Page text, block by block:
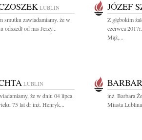
LUBLIN
smutku zawiadamiamy. że w
odszedł od nas Jerzy...
JÓZEF
Z głębokim
czerwca
Mąż,...
LUBLIN
że w dniu 04 lipca
75 lat dr inż. Henryk...
inż. Barbara
Miasta